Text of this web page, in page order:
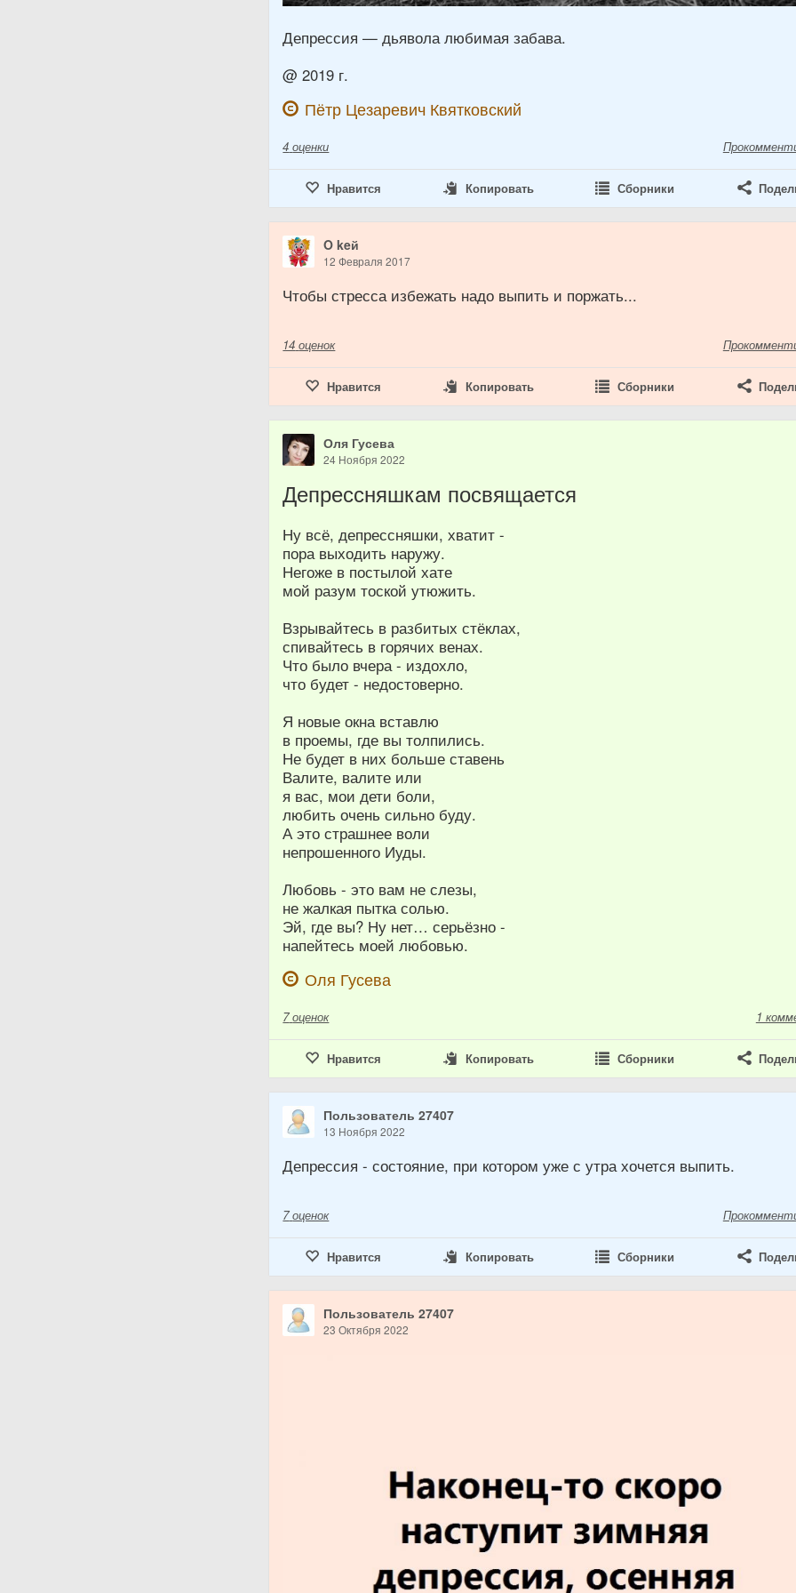
Депрессия — дьявола любимая забава.
@ 2019 г.
Пётр Цезаревич Квятковский
4 оценки
Нравится Копировать Сборники
O keй
12 Февраля 2017
Чтобы стресса избежать надо выпить и поржать...
14 оценок
Нравится Копировать Сборники
Оля Гусева
24 Ноября 2022
Депрессняшкам посвящается
Ну всё, депрессняшки, хватит -
пора выходить наружу.
Негоже в постылой хате
мой разум тоской утюжить.
Взрывайтесь в разбитых стёклах,
спивайтесь в горячих венах.
Что было вчера - издохло,
что будет - недостоверно.
Я новые окна вставлю
в проемы, где вы толпились.
Не будет в них больше ставень
Валите, валите или
я вас, мои дети боли,
любить очень сильно буду.
А это страшнее воли
непрошенного Иуды.
Любовь - это вам не слезы,
не жалкая пытка солью.
Эй, где вы? Ну нет… серьёзно -
напейтесь моей любовью.
Оля Гусева
7 оценок 1
Нравится Копировать Сборники
Пользователь 27407
13 Ноября 2022
Депрессия - состояние, при котором уже с утра хочется выпить.
7 оценок
Нравится Копировать Сборники
Пользователь 27407
23 Октября 2022